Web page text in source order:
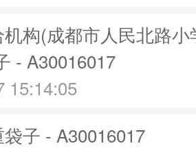
构(成都市人民北路
- A30016017
15:14:05
子 - A30016017